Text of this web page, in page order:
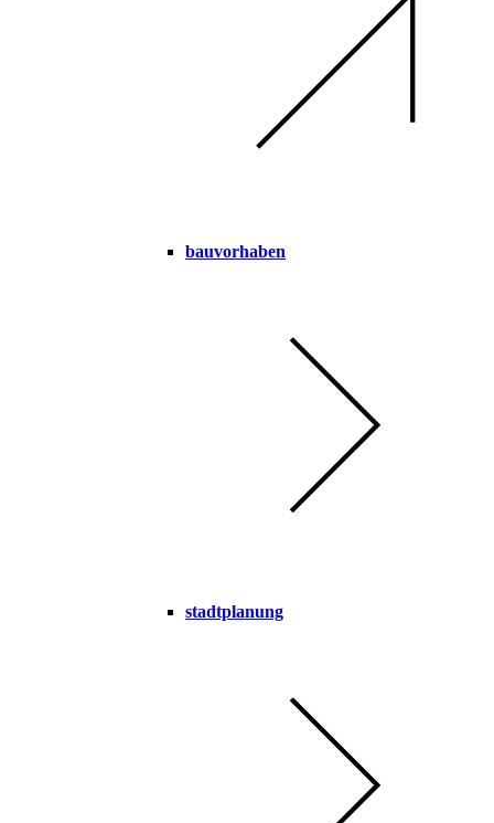
bauvorhaben
stadtplanung